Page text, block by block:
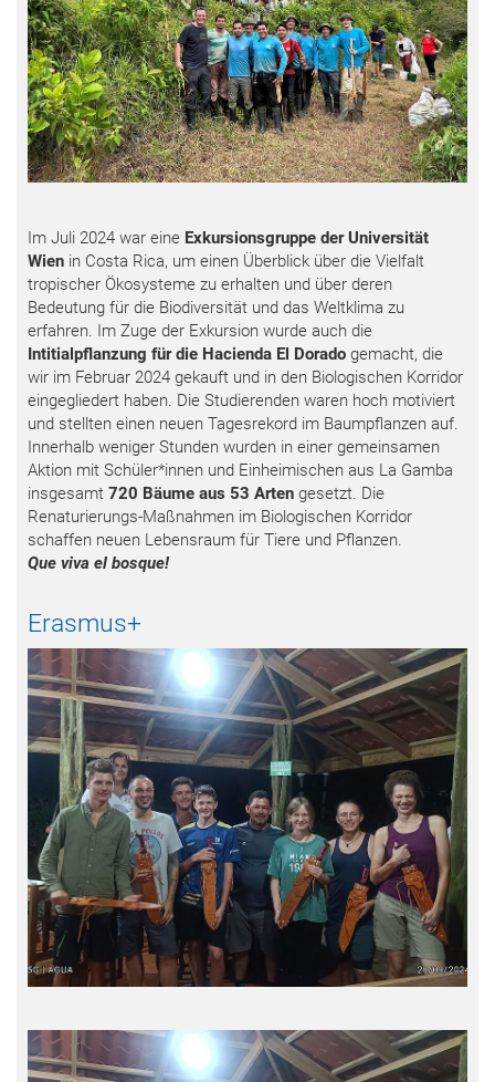
Im Juli 2024 war eine Exkursionsgruppe der Universität
Wien in Costa Rica, um einen Überblick über die Vielfalt
tropischer Ökosysteme zu erhalten und über deren
Bedeutung für die Biodiversität und das Weltklima zu
erfahren. Im Zuge der Exkursion wurde auch die
Intitialpflanzung für die Hacienda El Dorado gemacht, die
wir im Februar 2024 gekauft und in den Biologischen Korridor
eingegliedert haben. Die Studierenden waren hoch motiviert
und stellten einen neuen Tagesrekord im Baumpflanzen auf.
Innerhalb weniger Stunden wurden in einer gemeinsamen
Aktion mit Schüler*innen und Einheimischen aus La Gamba
insgesamt 720 Bäume aus 53 Arten gesetzt. Die
Renaturierungs-Maßnahmen im Biologischen Korridor
schaffen neuen Lebensraum für Tiere und Pflanzen.
Que viva el bosque!
Erasmus+